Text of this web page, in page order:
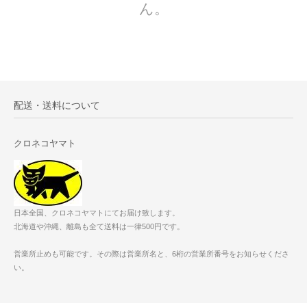
ん。
配送・送料について
クロネコヤマト
日本全国、クロネコヤマトにてお届け致します。
北海道や沖縄、離島も全て送料は一律500円です。
営業所止めも可能です。その際は営業所名と、6桁の営業所番号をお知らせくださ
い。